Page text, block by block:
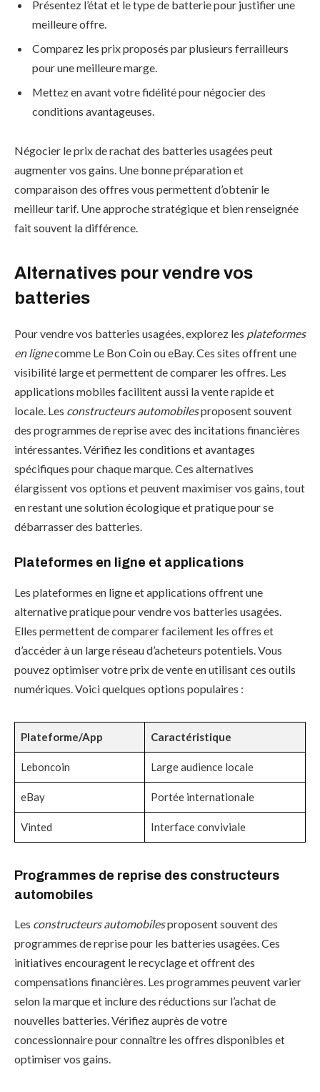
Présentez l’état et le type de batterie pour justifier une
meilleure offre.
Comparez les prix proposés par plusieurs ferrailleurs
pour une meilleure marge.
Mettez en avant votre fidélité pour négocier des
conditions avantageuses.
Négocier le prix de rachat des batteries usagées peut
augmenter vos gains. Une bonne préparation et
comparaison des offres vous permettent d’obtenir le
meilleur tarif. Une approche stratégique et bien renseignée
fait souvent la différence.
Alternatives pour vendre vos
batteries
Pour vendre vos batteries usagées, explorez les plateformes
en lignecomme Le Bon Coin ou eBay. Ces sites offrent une
visibilité large et permettent de comparer les offres. Les
applications mobiles facilitent aussi la vente rapide et
locale. Les constructeurs automobilesproposent souvent
des programmes de reprise avec des incitations financières
intéressantes. Vérifiez les conditions et avantages
spécifiques pour chaque marque. Ces alternatives
élargissent vos options et peuvent maximiser vos gains, tout
en restant une solution écologique et pratique pour se
débarrasser des batteries.
Plateformes en ligne et applications
Les plateformes en ligne et applications offrent une
alternative pratique pour vendre vos batteries usagées.
Elles permettent de comparer facilement les offres et
d’accéder à un large réseau d’acheteurs potentiels. Vous
pouvez optimiser votre prix de vente en utilisant ces outils
numériques. Voici quelques options populaires :
Plateforme/App Caractéristique
Leboncoin Large audience locale
eBay Portée internationale
Vinted Interface conviviale
Programmes de reprise des constructeurs
automobiles
Les constructeurs automobilesproposent souvent des
programmes de reprise pour les batteries usagées. Ces
initiatives encouragent le recyclage et offrent des
compensations financières. Les programmes peuvent varier
selon la marque et inclure des réductions sur l’achat de
nouvelles batteries. Vérifiez auprès de votre
concessionnaire pour connaître les offres disponibles et
optimiser vos gains.